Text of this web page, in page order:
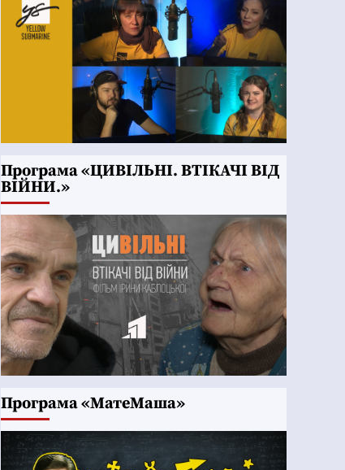
Програма «ЦИВІЛЬНІ. ВТІКАЧІ ВІД
ВІЙНИ.»
Програма «МатеМаша»